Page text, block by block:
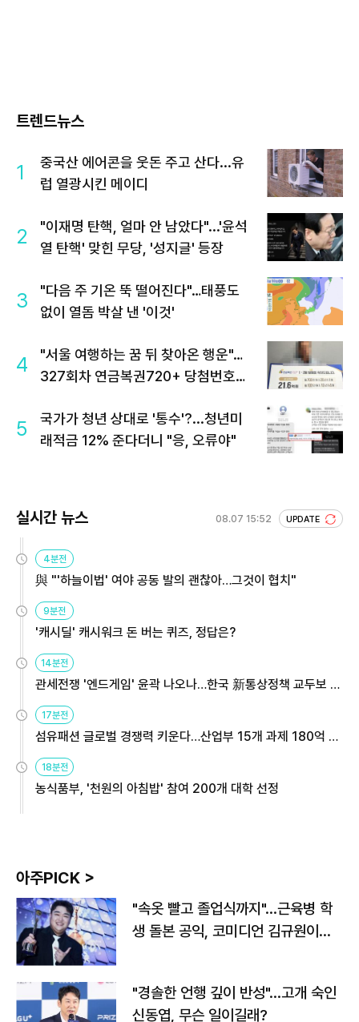
트렌드뉴스
1
중국산 에어콘을 웃돈 주고 산다...유
럽 열광시킨 메이디
2
"이재명 탄핵, 얼마 안 남았다"...'윤석
열 탄핵' 맞힌 무당, '성지글' 등장
3
"다음 주 기온 뚝 떨어진다"…태풍도
없이 열돔 박살 낸 '이것'
4
"서울 여행하는 꿈 뒤 찾아온 행운"…
327회차 연금복권720+ 당첨번호조
5
국가가 청년 상대로 '통수'?...청년미
래적금 12% 준다더니 "응, 오류야"
실시간 뉴스 08.07 15:52 UPDATE
4분전
與 "'하늘이법' 여야 공동 발의 괜찮아…그것이 협치"
9분전
'캐시딜' 캐시워크 돈 버는 퀴즈, 정답은?
14분전
관세전쟁 '엔드게임' 윤곽 나오나…한국 新통상정책 교두보 활
17분전
섬유패션 글로벌 경쟁력 키운다…산업부 15개 과제 180억 지
18분전
농식품부, '천원의 아침밥' 참여 200개 대학 선정
아주PICK >
"속옷 빨고 졸업식까지"…근육병 학
생 돌본 공익, 코미디언 김규원이었
"경솔한 언행 깊이 반성"…고개 숙인
신동엽, 무슨 일이길래?